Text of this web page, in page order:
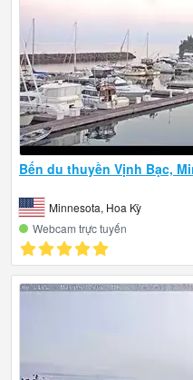
Bến du thuyền Vịnh Bạc,
Minnesota, Hoa Kỳ
Webcam trực tuyến